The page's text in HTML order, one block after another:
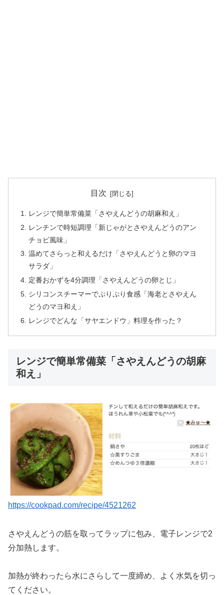
目次
レンジで簡単常備菜「さやえんどうの胡麻和え」
レンチンで時短調理「新じゃがとさやえんどうのアン
チョビ風味」
温めてさらっと和えるだけ「さやえんどうと卵のマヨ
サラダ」
定番おかずを4分調理「さやえんどうの卵とじ」
シリコンスチーマーでぷりぷり食感「海老とさやえん
どうのマヨ和え」
レンジでどんな「サヤエンドウ」料理を作った？
レンジで簡単常備菜「さやえんどうの胡麻
和え」
https://cookpad.com/recipe/4521262
さやえんどうの筋を取ってラップに包み、電子レンジで2
分加熱します。
加熱が終わったら水にさらして一度締め、よく水気を切っ
てください。